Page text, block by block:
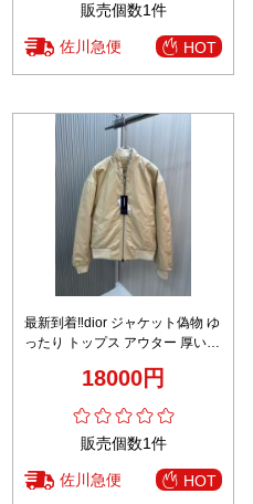
販売個数1件
佐川急便 HOT
最新到着‼dior ジャケット偽物 ゆ
ったり トップス アウター 厚い
18000円
販売個数1件
佐川急便 HOT